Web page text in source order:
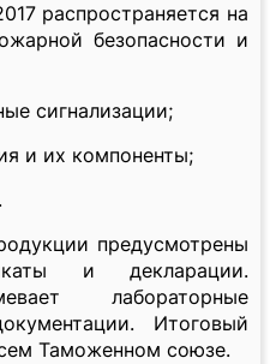
распространяется на
безопасности и
сигнализации;
и их компоненты;
предусмотрены
и декларации.
лабораторные
Итоговый
Таможенном союзе.